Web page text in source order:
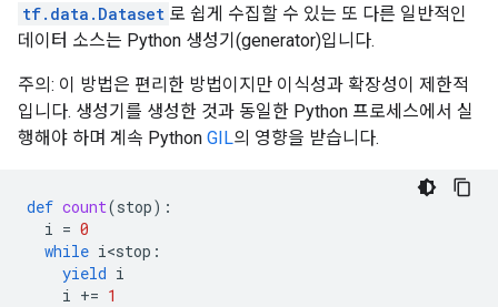
tf.data.Dataset 로 쉽게 수집할 수 있는 또 다른 일반적인
데이터 소스는 Python 생성기(generator)입니다.
주의: 이 방법은 편리한 방법이지만 이식성과 확장성이 제한적
입니다. 생성기를 생성한 것과 동일한 Python 프로세스에서 실
행해야 하며 계속 Python GIL의 영향을 받습니다.
def count(stop):
i = 0
while i<stop :
yield i
i += 1